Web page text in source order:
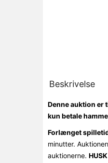
Beskrivelse
Denne auktion er
kun betale
Forlænget
minutter.
auktionerne. HUSK